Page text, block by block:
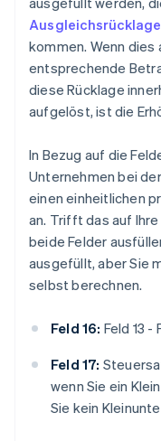
Ausgleichsrücklage
kommen. Wenn
entsprechende
diese Rücklage
aufgelöst, ist die
In Bezug auf die
Unternehmen bei
einen einheitlichen
an. Trifft das auf
beide Felder
ausgefüllt, aber Sie
selbst berechnen.
Feld 16: Feld 13
Feld 17:
wenn Sie ein
Sie kein